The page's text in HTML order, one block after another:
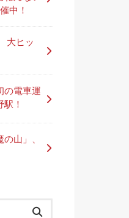
中！
大ヒッ
の電車運
！
山」、